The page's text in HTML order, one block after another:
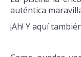
auténtica
¡Ah! Y aquí